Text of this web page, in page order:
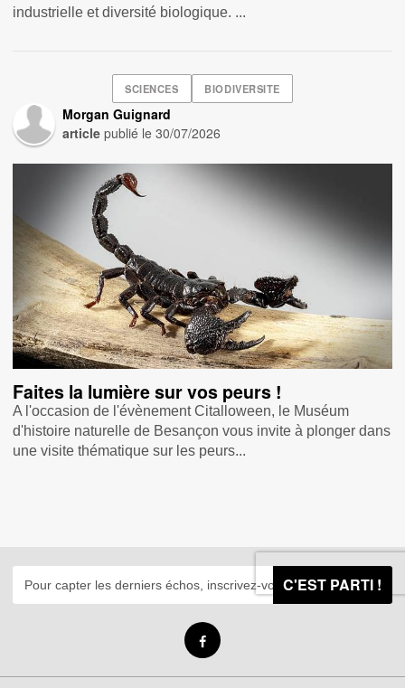
industrielle et diversité biologique. ...
SCIENCES BIODIVERSITE
Morgan Guignard
article publié le30/07/2026
Faites la lumière sur vos peurs !
A l'occasion de l'évènement Citalloween, le Muséum
d'histoire naturelle de Besançon vous invite à plonger dans
une visite thématique sur les peurs...
C'EST PARTI !